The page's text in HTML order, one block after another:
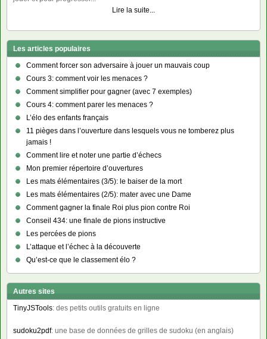
Lire la suite...
Les articles populaires
Comment forcer son adversaire à jouer un mauvais coup
Cours 3: comment voir les menaces ?
Comment simplifier pour gagner (avec 7 exemples)
Cours 4: comment parer les menaces ?
L’élo des enfants français
11 pièges dans l’ouverture dans lesquels vous ne tomberez plus
jamais !
Comment lire et noter une partie d’échecs
Mon premier répertoire d’ouvertures
Les mats élémentaires (3/5): le baiser de la mort
Les mats élémentaires (2/5): mater avec une Dame
Comment gagner la finale Roi plus pion contre Roi
Conseil 434: une finale de pions instructive
Les percées de pions
L’attaque et l’échec à la découverte
Qu’est-ce que le classement élo ?
Autres sites
TinyJSTools: des petits outils gratuits en ligne
sudoku2pdf: une base de données de grilles de sudoku (en anglais)